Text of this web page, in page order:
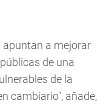
apuntan a mejorar
de una
de la
cambiario", añade,